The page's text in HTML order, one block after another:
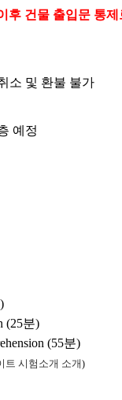
후 건물 출입문 통
소 및 환불 불가
예정
(25분)
(55분)
트 시험소개 소개)